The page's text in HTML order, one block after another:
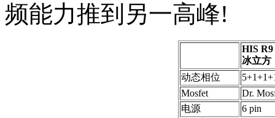
频能力推到另一高峰!
HIS R9
冰立方
动态相位
Mosfet
Dr.
电源
6 pin